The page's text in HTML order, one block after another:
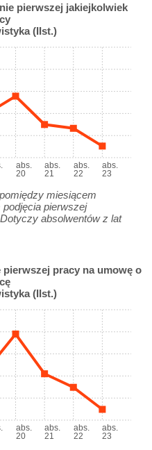
pierwszej jakiejkolwiek
(IIst.)
abs.
20
abs.
21
abs.
22
abs.
23
miesiącem
pierwszej
absolwentów z lat
pracy na umowę o
(IIst.)
abs.
20
abs.
21
abs.
22
abs.
23